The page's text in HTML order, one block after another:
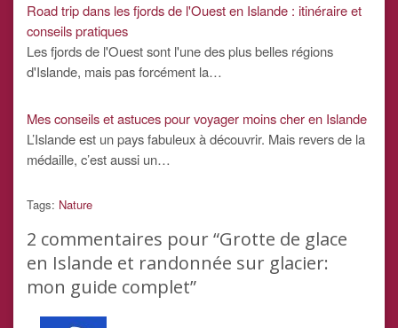
Road trip dans les fjords de l'Ouest en Islande : itinéraire et
conseils pratiques
Les fjords de l'Ouest sont l'une des plus belles régions
d'Islande, mais pas forcément la…
Mes conseils et astuces pour voyager moins cher en Islande
L’Islande est un pays fabuleux à découvrir. Mais revers de la
médaille, c’est aussi un…
Tags: Nature
2 commentaires pour “Grotte de glace
en Islande et randonnée sur glacier:
mon guide complet”